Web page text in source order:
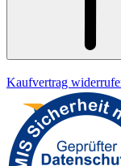
Kaufvertrag